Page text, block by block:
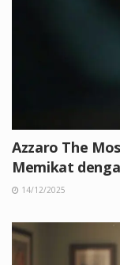
Azzaro The
Memikat
14/12/2025